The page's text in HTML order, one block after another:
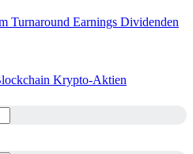
Turnaround Earnings Dividenden
Krypto-Aktien